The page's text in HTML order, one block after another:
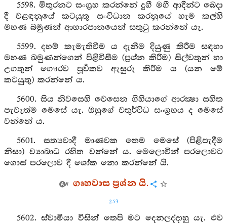
5598. මිතුරනට සංග්‍රහ කරන්නේ දුගී මගී ආදීන්ට බෙදා
දී වළඳනුයේ කටයුතු සංවිධාන කරනුයේ හැම කල්හි
මහණ බමුණන් ආහාරපානයෙන් සතුටු කරන්නේ යැ.
5599. දහම් කැමැතිවීම ය දැනීම දියුණු කිරීම සඳහා
මහණ බමුණන්ගෙන් පිළිවිසීම (ප්‍රශ්න කිරීම) සිල්වතුන් හා
උගතුන් ගෞරව පූර්‍වකව ඇසුරු කිරීම ය (යන මේ
කටයුතු) කරන්නේ ය.
5600. සිය නිවසෙහි වෙසෙන ගිහියාගේ ආරක්‍ෂා සහිත
පැවැත්ම මෙසේ යැ. ඔහුගේ චතුර්විධ සංග්‍රහය ද මෙසේ
වන්නේ ය.
5601. සත්‍යවාදී මාණවක තෙම මෙසේ (පිළිපැදීම
නිසා) ව්‍යාබාධ රහිත වන්නේ ය. මෙලොවින් පරලොවට
ගොස් පරලොව දී ශෝක නො කරන්නේ යි.
ගෘහවාස ප්‍රශ්න යි.
253
5602. ස්වාමියා විසින් තෙපි මට දෙනලද්දාහු යැ. එව